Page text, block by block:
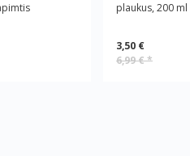
plaukus, 200 ml
3,50 €
6,99 €*